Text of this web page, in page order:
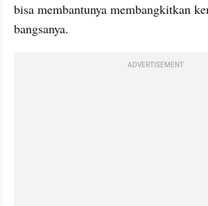
bisa membantunya membangkitkan
bangsanya.
ADVERTISEMENT